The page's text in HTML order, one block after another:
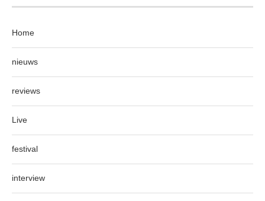
Home
nieuws
reviews
Live
festival
interview